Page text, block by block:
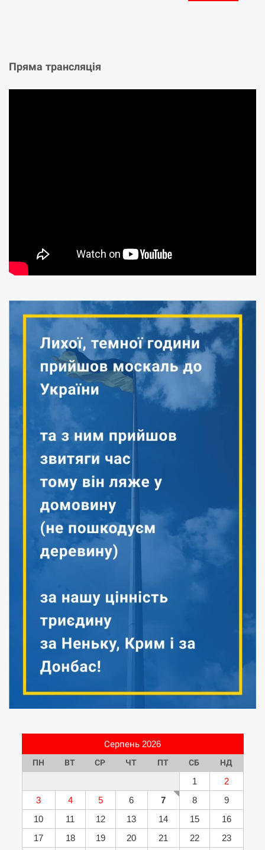
Пряма трансляція
Серпень 2026
ПН ВТ СР ЧТ ПТ СБ НД
1
2
3
4 5 6 7 8
9
10
11 12 13 14 15
16
17
18 19 20 21 22
23